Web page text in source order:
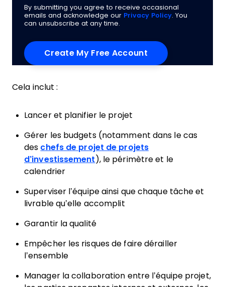
By submitting you agree to receive occasional
emails and acknowledge our Privacy Policy. You
can unsubscribe at any time.
Cela inclut :
Lancer et planifier le projet
Gérer les budgets (notamment dans le cas
des chefs de projet de projets
d’investissement ), le périmètre et le
calendrier
Superviser l’équipe ainsi que chaque tâche et
livrable qu’elle accomplit
Garantir la qualité
Empêcher les risques de faire dérailler
l’ensemble
Manager la collaboration entre l’équipe projet,